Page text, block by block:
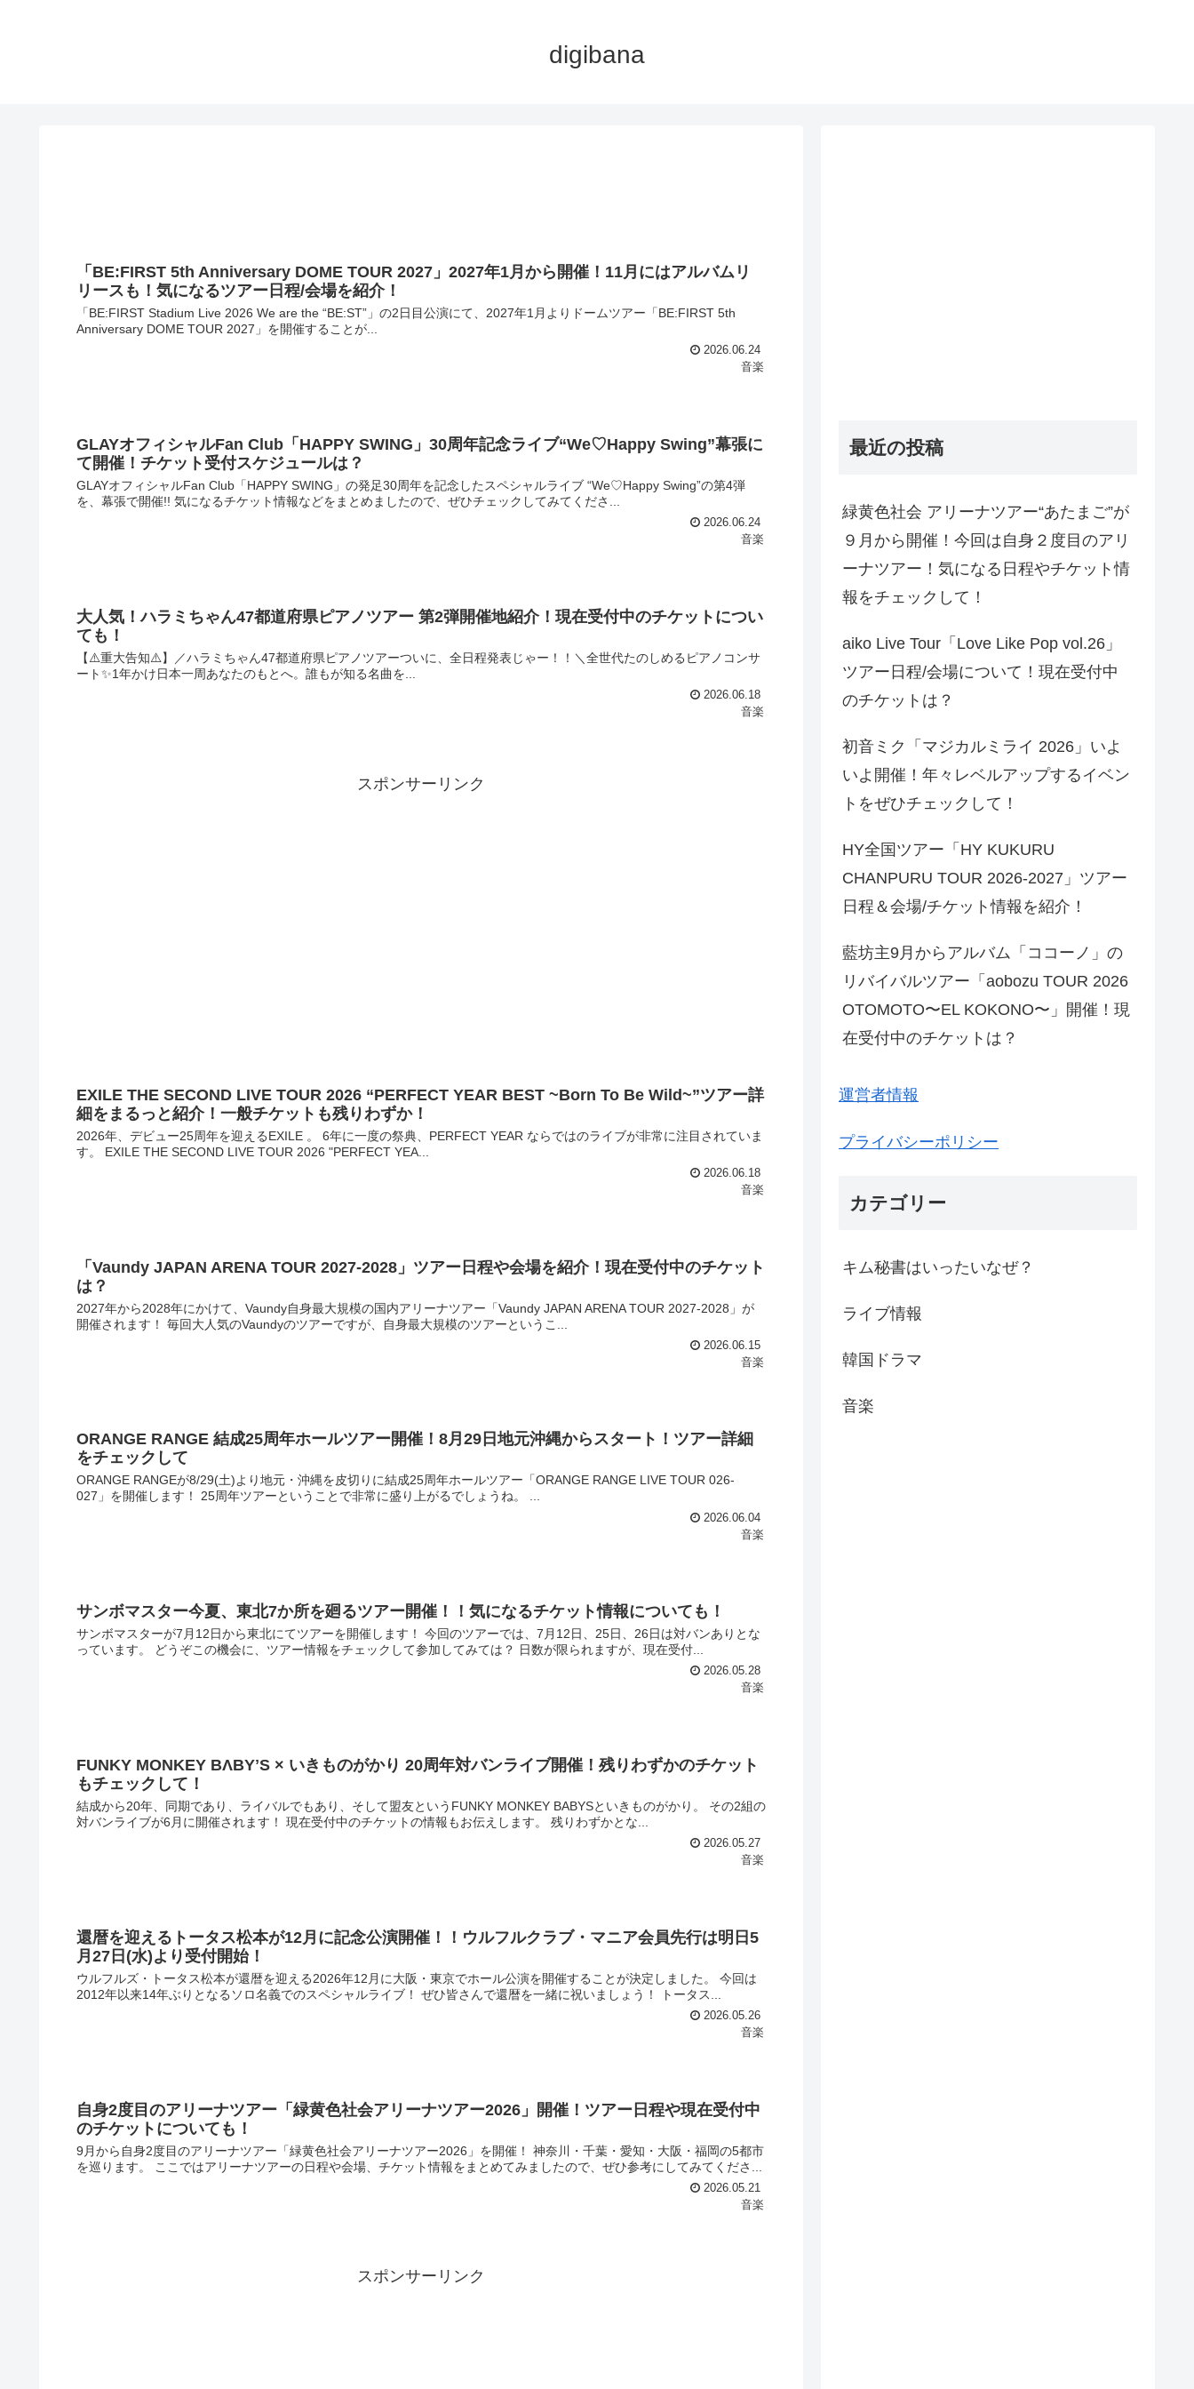
digibana
「BE:FIRST 5th Anniversary DOME TOUR 2027」2027年1月から開催！11月にはアルバムリ
リースも！気になるツアー日程/会場を紹介！
「BE:FIRST Stadium Live 2026 We are the “BE:ST”」の2日目公演にて、2027年1月よりドームツアー「BE:FIRST 5th
Anniversary DOME TOUR 2027」を開催することが...
2026.06.24
音楽
GLAYオフィシャルFan Club「HAPPY SWING」30周年記念ライブ“We♡Happy Swing”幕張に
て開催！チケット受付スケジュールは？
GLAYオフィシャルFan Club「HAPPY SWING」の発足30周年を記念したスペシャルライブ “We♡Happy Swing”の第4弾
を、幕張で開催!! 気になるチケット情報などをまとめましたので、ぜひチェックしてみてくださ...
2026.06.24
音楽
大人気！ハラミちゃん47都道府県ピアノツアー 第2弾開催地紹介！現在受付中のチケットについ
ても！
【⚠️重大告知⚠️】／ハラミちゃん47都道府県ピアノツアーついに、全日程発表じゃー！！＼全世代たのしめるピアノコンサ
ート✨1年かけ日本一周あなたのもとへ。誰もが知る名曲を...
2026.06.18
音楽
スポンサーリンク
EXILE THE SECOND LIVE TOUR 2026 “PERFECT YEAR BEST ~Born To Be Wild~”ツアー詳
細をまるっと紹介！一般チケットも残りわずか！
2026年、デビュー25周年を迎えるEXILE 。 6年に一度の祭典、PERFECT YEAR ならではのライブが非常に注目されていま
す。 EXILE THE SECOND LIVE TOUR 2026 "PERFECT YEA...
2026.06.18
音楽
「Vaundy JAPAN ARENA TOUR 2027-2028」ツアー日程や会場を紹介！現在受付中のチケット
は？
2027年から2028年にかけて、Vaundy自身最大規模の国内アリーナツアー「Vaundy JAPAN ARENA TOUR 2027-2028」が
開催されます！ 毎回大人気のVaundyのツアーですが、自身最大規模のツアーというこ...
2026.06.15
音楽
ORANGE RANGE 結成25周年ホールツアー開催！8月29日地元沖縄からスタート！ツアー詳細
をチェックして
ORANGE RANGEが8/29(土)より地元・沖縄を皮切りに結成25周年ホールツアー「ORANGE RANGE LIVE TOUR 026-
027」を開催します！ 25周年ツアーということで非常に盛り上がるでしょうね。 ...
2026.06.04
音楽
サンボマスター今夏、東北7か所を廻るツアー開催！！気になるチケット情報についても！
サンボマスターが7月12日から東北にてツアーを開催します！ 今回のツアーでは、7月12日、25日、26日は対バンありとな
っています。 どうぞこの機会に、ツアー情報をチェックして参加してみては？ 日数が限られますが、現在受付...
2026.05.28
音楽
FUNKY MONKEY BΛBYʼS × いきものがかり 20周年対バンライブ開催！残りわずかのチケット
もチェックして！
結成から20年、同期であり、ライバルでもあり、そして盟友というFUNKY MONKEY BABYSといきものがかり。 その2組の
対バンライブが6月に開催されます！ 現在受付中のチケットの情報もお伝えします。 残りわずかとな...
2026.05.27
音楽
還暦を迎えるトータス松本が12月に記念公演開催！！ウルフルクラブ・マニア会員先行は明日5
月27日(水)より受付開始！
ウルフルズ・トータス松本が還暦を迎える2026年12月に大阪・東京でホール公演を開催することが決定しました。 今回は
2012年以来14年ぶりとなるソロ名義でのスペシャルライブ！ ぜひ皆さんで還暦を一緒に祝いましょう！ トータス...
2026.05.26
音楽
自身2度目のアリーナツアー「緑黄色社会アリーナツアー2026」開催！ツアー日程や現在受付中
のチケットについても！
9月から自身2度目のアリーナツアー「緑黄色社会アリーナツアー2026」を開催！ 神奈川・千葉・愛知・大阪・福岡の5都市
を巡ります。 ここではアリーナツアーの日程や会場、チケット情報をまとめてみましたので、ぜひ参考にしてみてくださ...
2026.05.21
音楽
スポンサーリンク
最近の投稿
緑黄色社会 アリーナツアー“あたまご”が
９月から開催！今回は自身２度目のアリ
ーナツアー！気になる日程やチケット情
報をチェックして！
aiko Live Tour「Love Like Pop vol.26」
ツアー日程/会場について！現在受付中
のチケットは？
初音ミク「マジカルミライ 2026」いよ
いよ開催！年々レベルアップするイベン
トをぜひチェックして！
HY全国ツアー「HY KUKURU
CHANPURU TOUR 2026-2027」ツアー
日程＆会場/チケット情報を紹介！
藍坊主9月からアルバム「ココーノ」の
リバイバルツアー「aobozu TOUR 2026
OTOMOTO〜EL KOKONO〜」開催！現
在受付中のチケットは？
運営者情報
プライバシーポリシー
カテゴリー
キム秘書はいったいなぜ？
ライブ情報
韓国ドラマ
音楽